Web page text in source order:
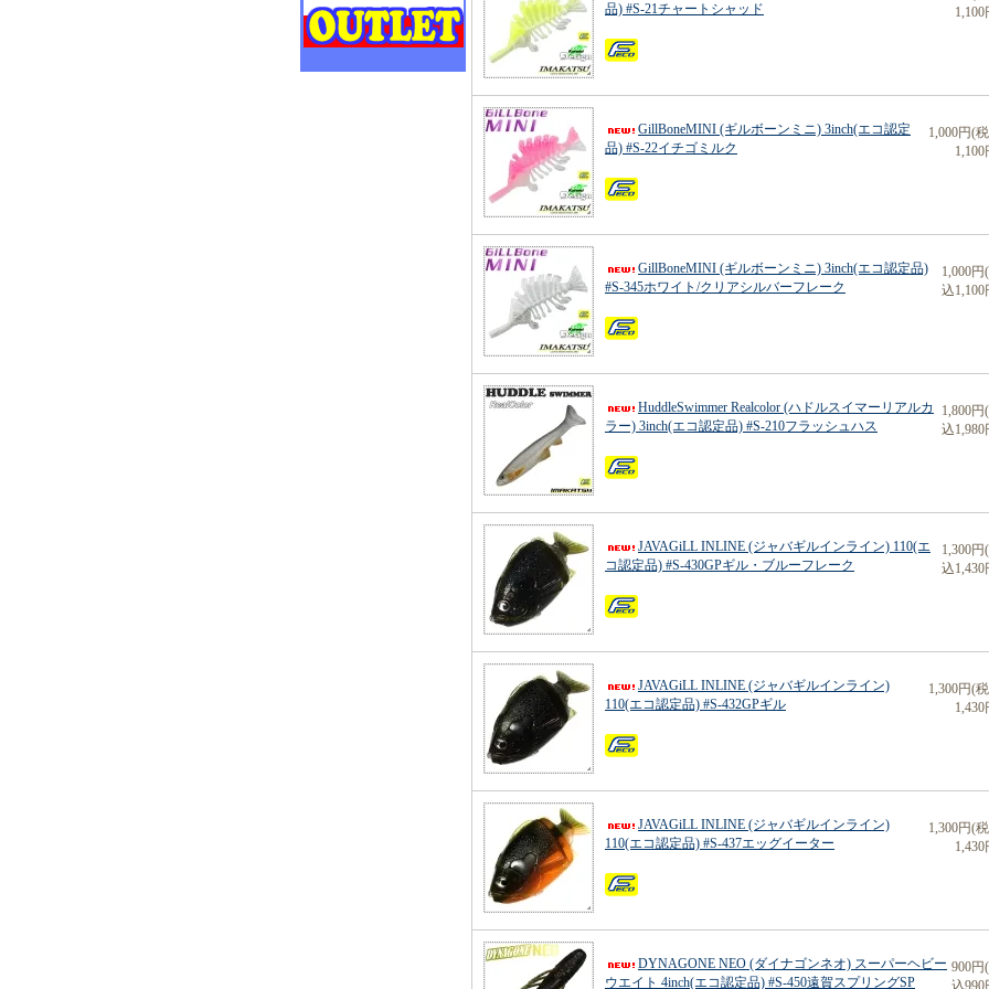
品) #S-21チャートシャッド
1,100
GillBoneMINI (ギルボーンミニ) 3inch(エコ認定
品) #S-22イチゴミルク
1,000円(
1,100
GillBoneMINI (ギルボーンミニ) 3inch(エコ認定品)
#S-345ホワイト/クリアシルバーフレーク
1,000円
込1,100
HuddleSwimmer Realcolor (ハドルスイマーリアルカ
ラー) 3inch(エコ認定品) #S-210フラッシュハス
1,800円
込1,980
JAVAGiLL INLINE (ジャバギルインライン) 110(エ
コ認定品) #S-430GPギル・ブルーフレーク
1,300円
込1,430
JAVAGiLL INLINE (ジャバギルインライン)
110(エコ認定品) #S-432GPギル
1,300円(
1,430
JAVAGiLL INLINE (ジャバギルインライン)
110(エコ認定品) #S-437エッグイーター
1,300円(
1,430
DYNAGONE NEO (ダイナゴンネオ) スーパーヘビー
ウエイト 4inch(エコ認定品) #S-450遠賀スプリングSP
900円